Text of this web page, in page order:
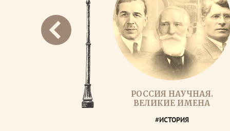
РОССИЯ НАУЧНАЯ.
ВЕЛИКИЕ ИМЕНА
#ИСТОРИЯ